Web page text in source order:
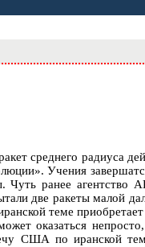
среднего радиуса
Учения
ранее агентство
две ракеты малой
теме приобретает
оказаться
США по иранской